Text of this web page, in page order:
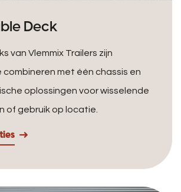
Deck
van Vlemmix Trailers zijn
met één chassis en
oplossingen voor wisselende
of gebruik op locatie.